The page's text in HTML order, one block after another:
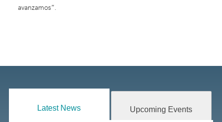
avanzamos”.
Latest News Upcoming Events